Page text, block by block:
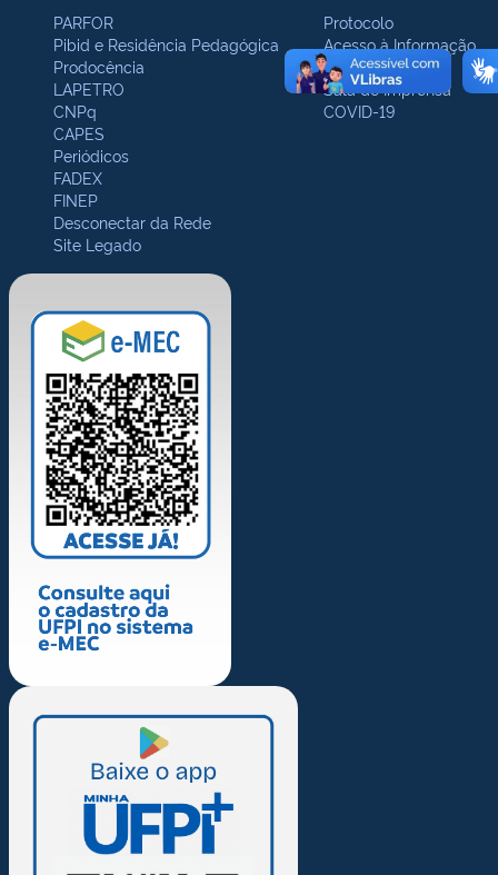
PARFOR
Pibid e Residência Pedagógica
Prodocência
LAPETRO
CNPq
CAPES
Periódicos
FADEX
FINEP
Desconectar da Rede
Site Legado
Protocolo
Acesso à Informação
Ouvidoria
Sala de Imprensa
COVID-19